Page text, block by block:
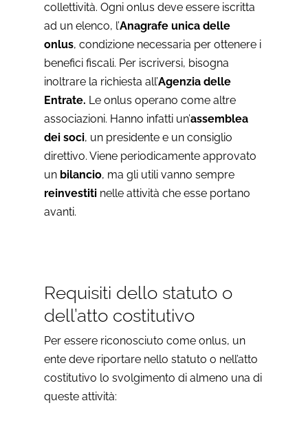
collettività. Ogni onlus deve essere iscritta
ad un elenco, l’Anagrafe unica delle
onlus, condizione necessaria per ottenere i
benefici fiscali. Per iscriversi, bisogna
inoltrare la richiesta all’Agenzia delle
Entrate. Le onlus operano come altre
associazioni. Hanno infatti un’assemblea
dei soci, un presidente e un consiglio
direttivo. Viene periodicamente approvato
un bilancio, ma gli utili vanno sempre
reinvestiti nelle attività che esse portano
avanti.
Requisiti dello statuto o
dell’atto costitutivo
Per essere riconosciuto come onlus, un
ente deve riportare nello statuto o nell’atto
costitutivo lo svolgimento di almeno una di
queste attività: